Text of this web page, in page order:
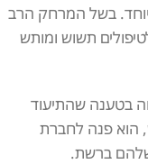
בשל המרחק הרב
תשוש ומותש
בטענה שהתיעוד
הוא פנה לחברת
שלהם ברשת.